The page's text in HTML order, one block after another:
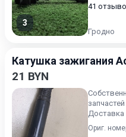
3
41
Гродно
Катушка зажигания
21 BYN
Доставка
Ориг.